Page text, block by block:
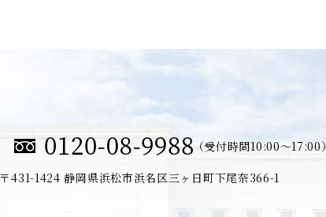
（受付時間10:00～17:00）
〒431-1424静岡県浜松市浜名区三ヶ日町下尾奈366-1